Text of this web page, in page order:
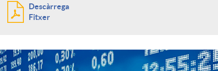
Descàrrega
Fitxer